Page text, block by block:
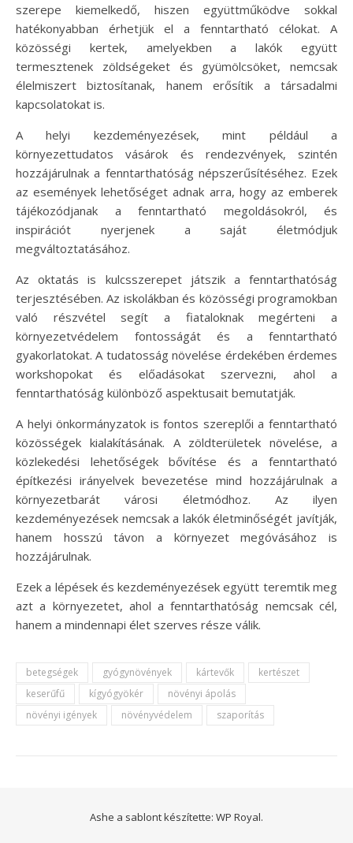
szerepe kiemelkedő, hiszen együttműködve sokkal
hatékonyabban érhetjük el a fenntartható célokat. A
közösségi kertek, amelyekben a lakók együtt
termesztenek zöldségeket és gyümölcsöket, nemcsak
élelmiszert biztosítanak, hanem erősítik a társadalmi
kapcsolatokat is.
A helyi kezdeményezések, mint például a
környezettudatos vásárok és rendezvények, szintén
hozzájárulnak a fenntarthatóság népszerűsítéséhez. Ezek
az események lehetőséget adnak arra, hogy az emberek
tájékozódjanak a fenntartható megoldásokról, és
inspirációt nyerjenek a saját életmódjuk
megváltoztatásához.
Az oktatás is kulcsszerepet játszik a fenntarthatóság
terjesztésében. Az iskolákban és közösségi programokban
való részvétel segít a fiataloknak megérteni a
környezetvédelem fontosságát és a fenntartható
gyakorlatokat. A tudatosság növelése érdekében érdemes
workshopokat és előadásokat szervezni, ahol a
fenntarthatóság különböző aspektusait bemutatják.
A helyi önkormányzatok is fontos szereplői a fenntartható
közösségek kialakításának. A zöldterületek növelése, a
közlekedési lehetőségek bővítése és a fenntartható
építkezési irányelvek bevezetése mind hozzájárulnak a
környezetbarát városi életmódhoz. Az ilyen
kezdeményezések nemcsak a lakók életminőségét javítják,
hanem hosszú távon a környezet megóvásához is
hozzájárulnak.
Ezek a lépések és kezdeményezések együtt teremtik meg
azt a környezetet, ahol a fenntarthatóság nemcsak cél,
hanem a mindennapi élet szerves része válik.
betegségek gyógynövények kártevők
kertészet
keserűfű
kígyógyökér
növényi ápolás
növényi igények
növényvédelem szaporítás
Ashe a sablont készítette: WP Royal.